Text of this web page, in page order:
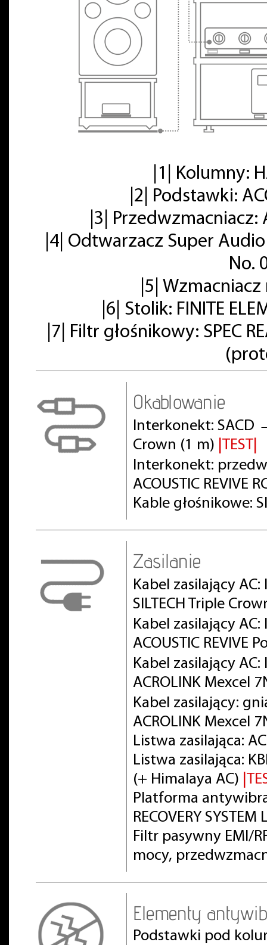
|1| Kolumny:
|2| Podstawki:
|3| Przedwzmacniacz:
|4| Odtwarzacz Super
No.
|5|
|6| Stolik: FINITE
|7| Filtr głośnikowy: SPEC
Okablowanie
Interkonekt: SACD
Crown (1 m)
|TEST|
Interkonekt:
ACOUSTIC REVIVE
Kable głośnikowe:
Zasilanie
Kabel zasilający
SILTECH Triple
Kabel zasilający
ACOUSTIC REVIVE
Kabel zasilający
ACROLINK Mexcel
Kabel zasilający:
ACROLINK Mexcel
Listwa zasilająca:
Listwa zasilająca:
(+ Himalaya AC)
Platforma
RECOVERY
Filtr pasywny EMI/
mocy,
Elementy
Podstawki pod